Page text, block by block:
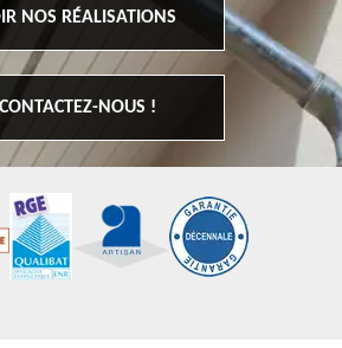
NOS RÉALISATIONS
CONTACTEZ-NOUS !